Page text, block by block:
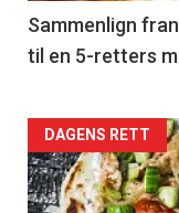
5
Sammenlign
til en 5-retters
Forsiden
akkurat
DAGENS RETT